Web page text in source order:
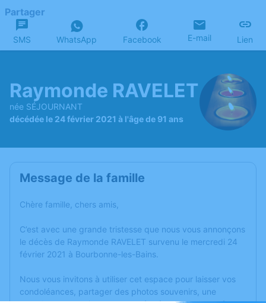
Partager
SMS WhatsApp Facebook E-mail Lien
Raymonde RAVELET
née SÉJOURNANT
décédée le 24 février 2021 à l'âge de 91 ans
Message de la famille
Chère famille, chers amis,
C’est avec une grande tristesse que nous vous annonçons
le décès de Raymonde RAVELET survenu le mercredi 24
février 2021 à Bourbonne-les-Bains.
Nous vous invitons à utiliser cet espace pour laisser vos
condoléances, partager des photos souvenirs, une